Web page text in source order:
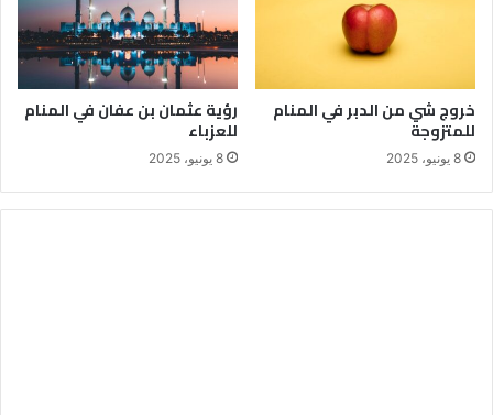
خروج شي من الدبر في المنام
للمتزوجة
8 يونيو، 2025
رؤية عثمان بن عفان في المنام
للعزباء
8 يونيو، 2025